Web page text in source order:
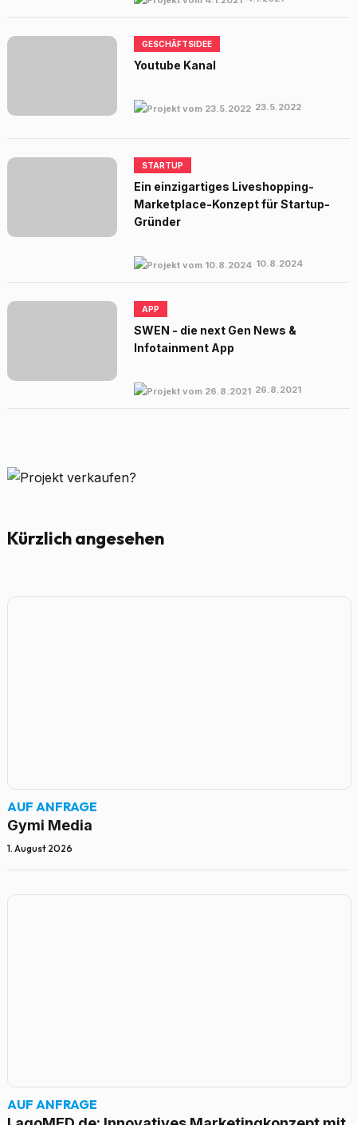
GESCHÄFTSIDEE
Youtube Kanal
23.5.2022
STARTUP
Ein einzigartiges Liveshopping-
Marketplace-Konzept für Startup-
Gründer
10.8.2024
APP
SWEN - die next Gen News &
Infotainment App
26.8.2021
Kürzlich angesehen
AUF ANFRAGE
Gymi Media
1. August 2026
AUF ANFRAGE